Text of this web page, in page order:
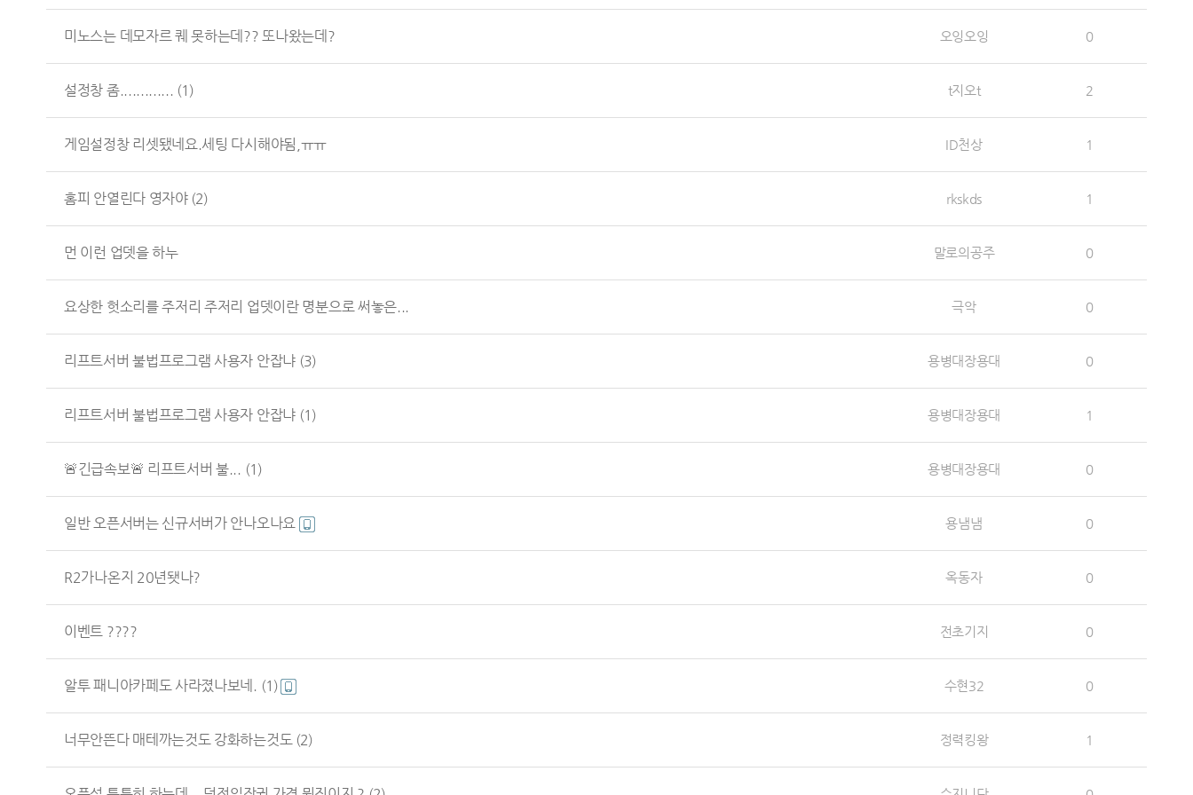
미노스는 데모자르 퀘 못하는데?? 또나왔는데? 오잉오잉 0
설정창 좀............. (1) t지오t 2
게임설정창 리셋됐네요.세팅 다시해야됨,ㅠㅠ ID천상 1
홈피 안열린다 영자야 (2) rkskds 1
먼 이런 업뎃을 하누 말로의공주 0
요상한 헛소리를 주저리 주저리 업뎃이란 명분으로 써놓은... 극악 0
리프트서버 불법프로그램 사용자 안잡냐 (3) 용병대장용대 0
리프트서버 불법프로그램 사용자 안잡냐 (1) 용병대장용대 1
🚨긴급속보🚨 리프트서버 불... (1) 용병대장용대 0
일반 오픈서버는 신규서버가 안나오나요 용냄냄 0
R2가나온지 20년됏나? 옥동자 0
이벤트 ???? 전초기지 0
알투 패니아카페도 사라졌나보네. (1) 수현32 0
너무안뜬다 매테까는것도 강화하는것도 (2) 정력킹왕 1